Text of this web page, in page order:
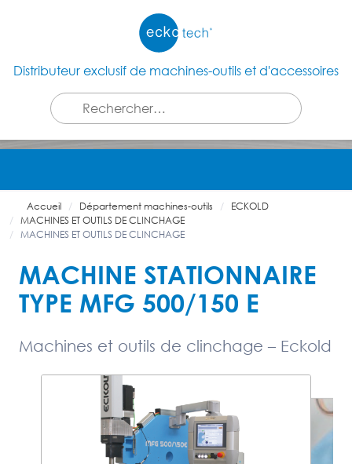
Distributeur exclusif de machines-outils et d'accessoires
Accueil Département machines-outils
ECKOLD
MACHINES ET OUTILS DE CLINCHAGE
MACHINES ET OUTILS DE CLINCHAGE
MACHINE STATIONNAIRE
TYPE MFG 500/150 E
Machines et outils de clinchage – Eckold